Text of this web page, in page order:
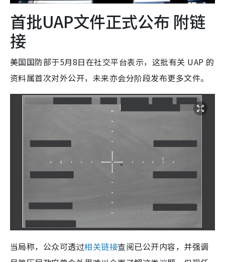
首批UAP文件正式公布 附链
接
美国国防部于5月8日在社交平台表示，这批有关 UAP 的
资料属首次对外公开，未来亦会分阶段发布更多文件。
当局称，公众可透过相关链接查阅已公开内容，并强调